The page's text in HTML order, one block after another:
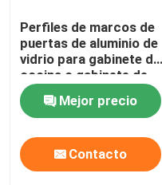
Perfiles de marcos de
puertas de aluminio de
vidrio para gabinete de
cocina o gabinete de
vino
Mejor precio
Contacto